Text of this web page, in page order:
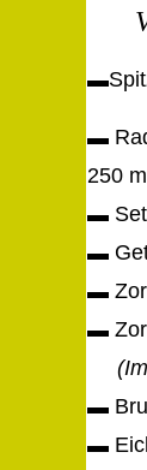
▬
▬
250 m
▬
▬
▬
▬
(Im
▬
▬